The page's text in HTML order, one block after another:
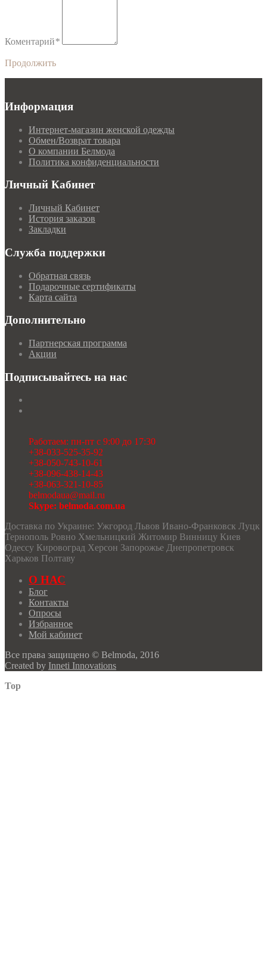
Коментарий*
Продолжить
Информация
Интернет-магазин женской одежды
Обмен/Возврат товара
О компании Белмода
Политика конфиденциальности
Личный Кабинет
Личный Кабинет
История заказов
Закладки
Служба поддержки
Обратная связь
Подарочные сертификаты
Карта сайта
Дополнительно
Партнерская программа
Акции
Подписывайтесь на нас
Работаем: пн-пт с 9:00 до 17:30
+38-033-525-35-92
+38-050-743-10-61
+38-096-438-14-43
+38-063-321-10-85
belmodaua@mail.ru
Skype: belmoda.com.ua
Доставка по Украине: Ужгород Львов Ивано-Франковск Луцк
Тернополь Ровно Хмельницкий Житомир Винницу Киев
Одессу Кировоград Херсон Запорожье Днепропетровск
Харьков Полтаву
О НАС
Блог
Контакты
Опросы
Избранное
Мой кабинет
Все права защищено © Belmoda, 2016
Created by Inneti Innovations
Top